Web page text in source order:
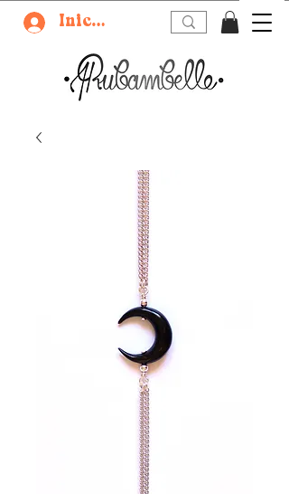
Iniciar sesión